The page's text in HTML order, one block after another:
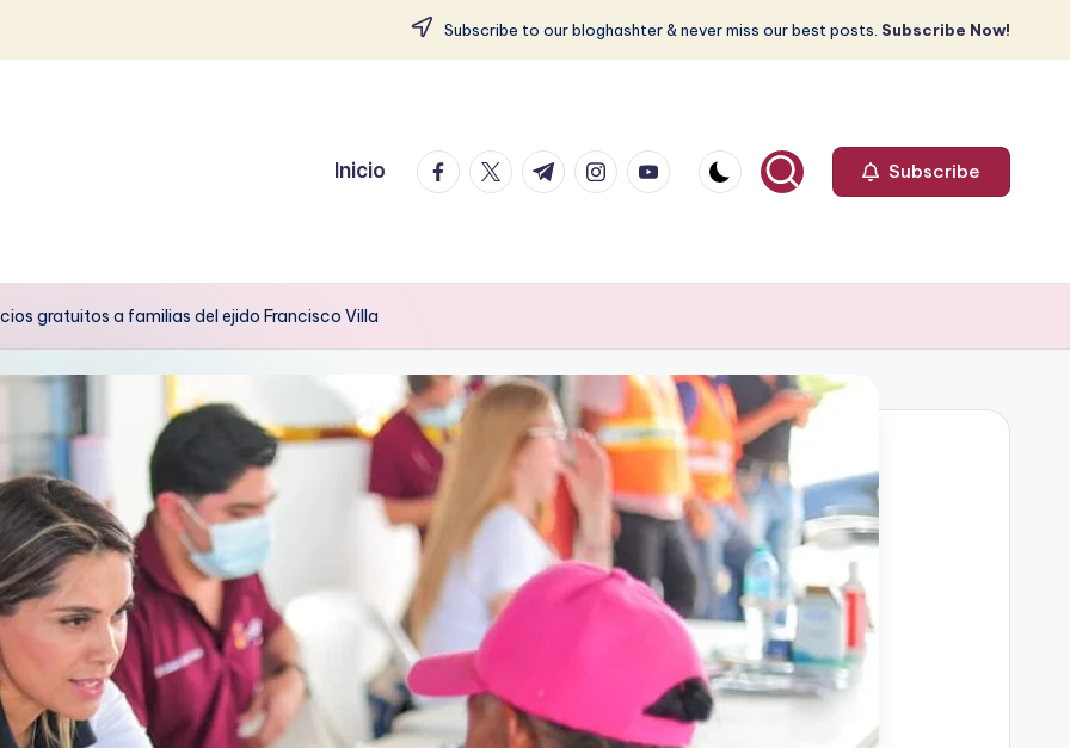
Subscribe to our bloghashter & never miss our best posts. Subscribe Now!
Inicio facebook.com
twitter.com
t.me instagram.com
youtube.com Subscribe
gratuitos a familias del ejido Francisco Villa